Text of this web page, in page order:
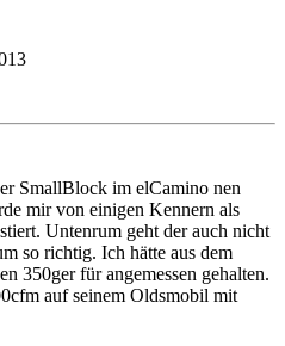
SmallBlock im elCamino nen
mir von einigen Kennern als
Untenrum geht der auch nicht
so richtig. Ich hätte aus dem
350ger für angemessen gehalten.
auf seinem Oldsmobil mit